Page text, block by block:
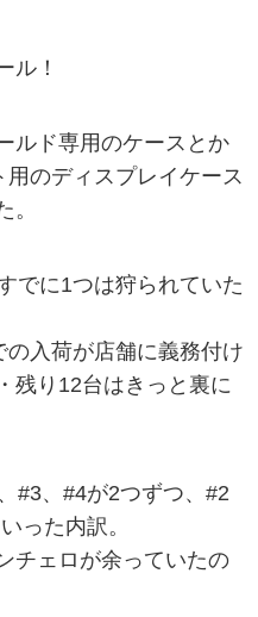
ル！
ルド専用のケースとか
のディスプレイケース
。
でに1つは狩られていた
入荷が店舗に義務付け
残り12台はきっと裏に
#3、#4が2つずつ、#2
った内訳。
チェロが余っていたの